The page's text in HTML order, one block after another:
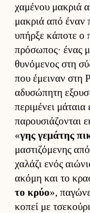
χαμένου μακριά
μακριά από έναν
υπήρξε κάποτε ο
πρόσωπος· ένας
θυνόμενος στη
που έμει­ναν στη
αδυσώπητη
περιμένει μάταια
παρου­σιάζονται
«γης γεμάτης
μαστιζόμενης
χαλάζι ενός
ακόμη και το
το κρύο»,
κοπεί με